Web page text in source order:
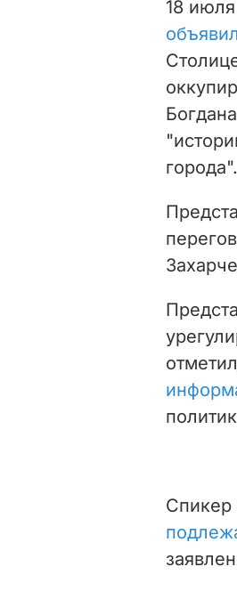
18
города".
Спикер